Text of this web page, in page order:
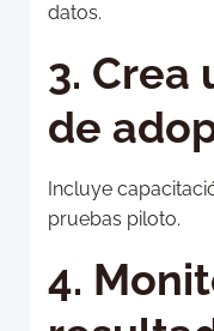
datos.
3. Crea
de
Incluye
pruebas piloto.
4.